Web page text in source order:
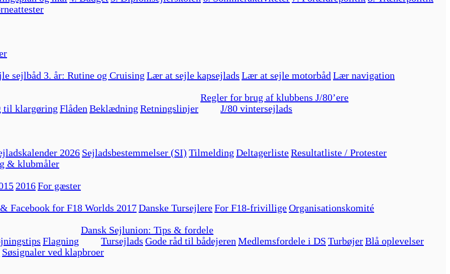
sejlbåd 3. år: Rutine og Cruising Lær at sejle kapsejlads Lær at sejle motorbåd Lær navigation
til klargøring Flåden Beklædning Retningslinjer
Regler for brug af klubbens J/80’ere
J/80 vintersejlads
2026 Sejladsbestemmelser (SI) Tilmelding DeltagerlisteResultatliste / Protester
& klubmåler
2016For gæster
Facebook for F18 Worlds 2017Danske TursejlereFor F18-frivilligeOrganisationskomité
Flagning
Dansk Sejlunion: Tips & fordele
Tursejlads Gode råd til bådejeren Medlemsfordele i DS TurbøjerBlå oplevelser
Søsignaler ved klapbroer